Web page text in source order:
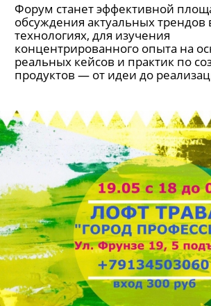
Форум станет эффективной
обсуждения актуальных трендов
технологиях, для изучения
концентрированного опыта на
реальных кейсов и практик по
продуктов — от идеи до